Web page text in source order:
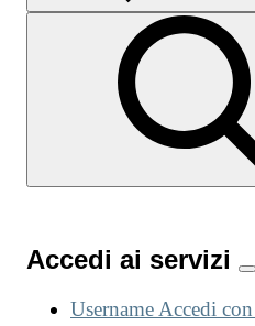
Accedi ai servizi
Username Accedi